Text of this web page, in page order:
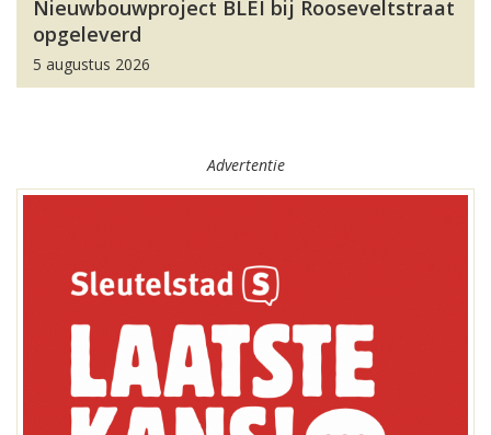
Nieuwbouwproject BLEI bij Rooseveltstraat
opgeleverd
5 augustus 2026
Advertentie